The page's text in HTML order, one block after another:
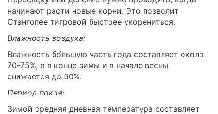
начинают расти новые корни. Это позволит
Стангопее тигровой быстрее укорениться.
Влажность воздуха:
Влажность бо́льшую часть года составляет около
70–75%, а в конце зимы и в начале весны
снижается до 50%.
Период покоя:
Зимой средняя дневная температура составляет